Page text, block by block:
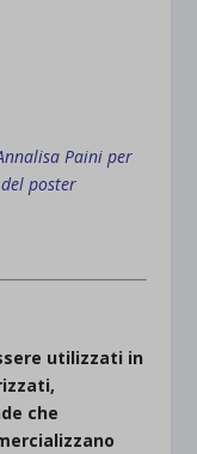
Paini per
poster
utilizzati in
che